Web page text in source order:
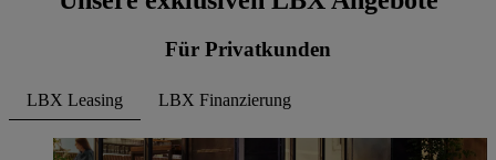
Für Privatkunden
LBX Leasing LBX Finanzierung